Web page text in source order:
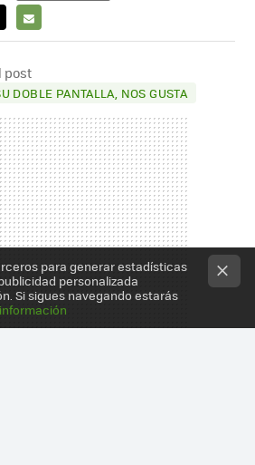
E-
MAIL
post
DOBLE PANTALLA, NOS GUSTA
para generar estadísticas
personalizada
Si sigues navegando estarás